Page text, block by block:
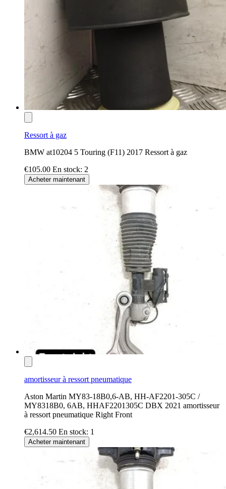
Ressort à gaz
BMW at10204 5 Touring (F11) 2017 Ressort à gaz
€105.00 En stock: 2
Acheter maintenant
amortisseur à ressort pneumatique
Aston Martin MY83-18B0,6-AB, HH-AF2201-305C /
MY8318B0, 6AB, HHAF2201305C DBX 2021 amortisseur
à ressort pneumatique Right Front
€2,614.50 En stock: 1
Acheter maintenant